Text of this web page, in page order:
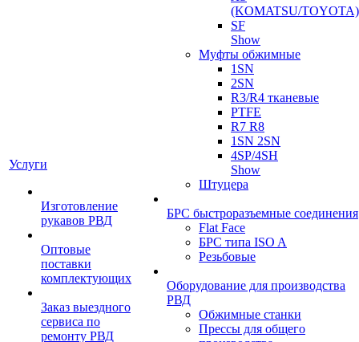
Услуги
Изготовление
рукавов РВД
Оптовые
поставки
комплектующих
Заказ выездного
сервиса по
ремонту РВД
(KOMATSU/TOYOTA)
SF
Show
Муфты обжимные
1SN
2SN
R3/R4 тканевые
PTFE
R7 R8
1SN 2SN
4SP/4SH
Show
Штуцера
БРС быстроразъемные соединения
Flat Face
БРС типа ISO A
Резьбовые
Оборудование для производства
РВД
Обжимные станки
Прессы для общего